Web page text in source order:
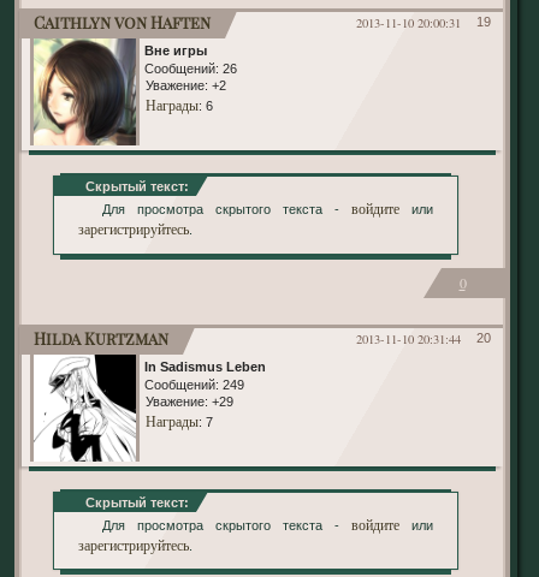
19
2013-11-10 20:00:31
Caithlyn von Haften
Вне игры
Сообщений: 26
Уважение: +2
Награды: 6
Скрытый текст:
Для просмотра скрытого текста -войдите или
зарегистрируйтесь.
0
20
2013-11-10 20:31:44
Hilda Kurtzman
In Sadismus Leben
Сообщений: 249
Уважение: +29
Награды: 7
Скрытый текст:
Для просмотра скрытого текста -войдите или
зарегистрируйтесь.